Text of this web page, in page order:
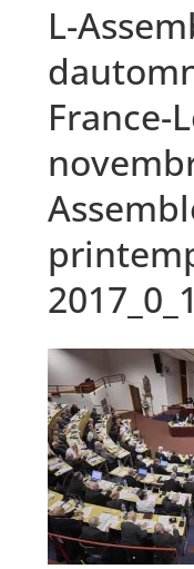
L-
France-